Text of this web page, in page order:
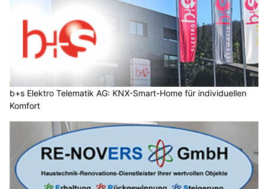
b+s Elektro Telematik AG: KNX-Smart-Home für individuellen
Komfort